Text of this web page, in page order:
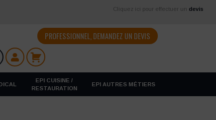
Cliquez ici pour effectuer un devis
PROFESSIONNEL, DEMANDEZ UN DEVIS
EPI CUISINE /
RESTAURATION
EPI AUTRES MÉTIERS